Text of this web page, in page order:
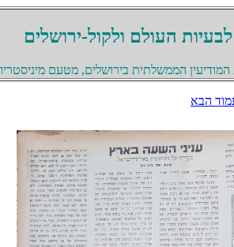
העולם ולקול-ירושלים
הממשלתית בירושלים, מטעם
הבא